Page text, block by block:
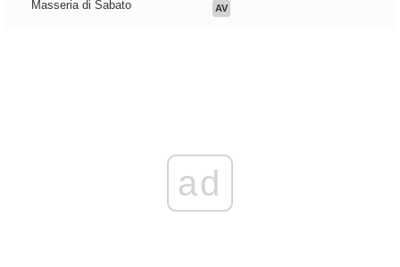
Masseria di Sabato AV
ad